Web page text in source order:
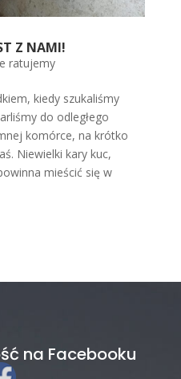
Z NAMI!
ratujemy
kiedy szukaliśmy
do odległego
komórce, na krótko
Niewielki kary kuc,
mieścić się w
na Facebooku